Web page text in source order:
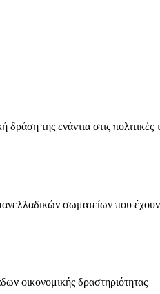
της ενάντια στις πολιτικές
σωματείων που
οικονομικής δραστηριότητας